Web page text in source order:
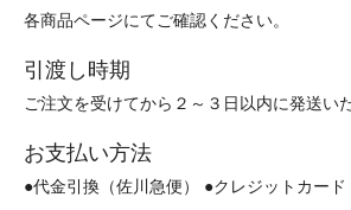
各商品ページにてご確認ください。
引渡し時期
ご注文を受けてから２～３日以内に発送い
お支払い方法
●代金引換（佐川急便） ●クレジットカード